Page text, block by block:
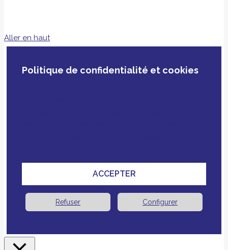
Aller en haut
Politique de confidentialité et cookies
ACCEPTER
Refuser Configurer